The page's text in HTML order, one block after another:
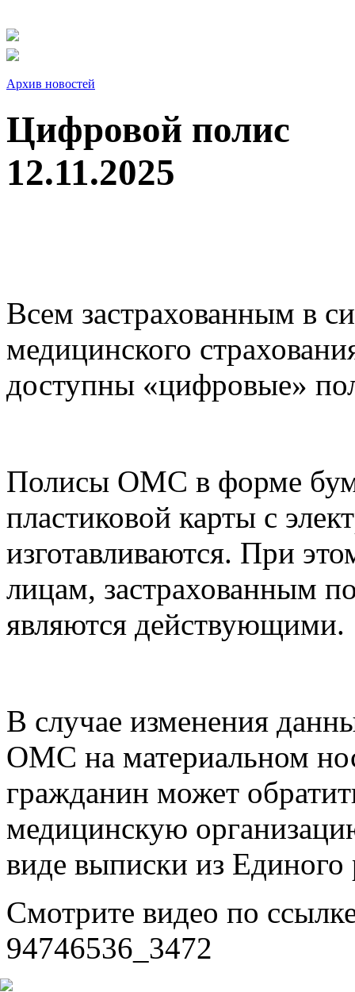
Архив новостей
Цифровой полис
12.11.2025
Всем застрахованным в
медицинского
доступны «цифровые»
Полисы ОМС в форме
пластиковой карты с
изготавливаются. При
лицам, застрахованным
являются действующими.
В случае изменения
ОМС на материальном
гражданин может
медицинскую
виде выписки из
Смотрите видео по
94746536_3472